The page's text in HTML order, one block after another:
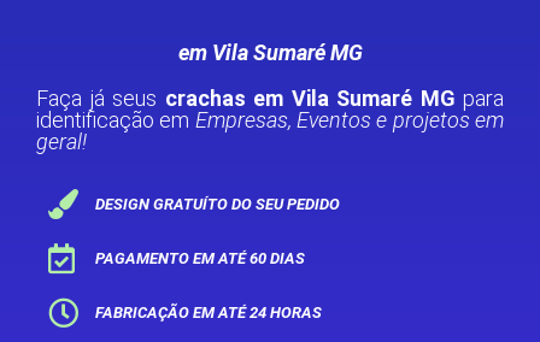
em Vila Sumaré MG
Faça já seus crachas em Vila Sumaré MG para
identificação em Empresas, Eventos e projetos em
geral!
DESIGN GRATUÍTO DO SEU PEDIDO
PAGAMENTO EM ATÉ 60 DIAS
FABRICAÇÃO EM ATÉ 24 HORAS